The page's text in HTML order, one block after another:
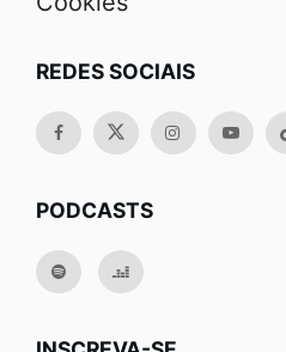
REDES SOCIAIS
PODCASTS